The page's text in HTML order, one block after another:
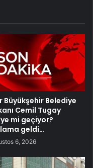
Büyükşehir Belediye
Cemil Tugay
mi geçiyor?
geldi…
6, 2026